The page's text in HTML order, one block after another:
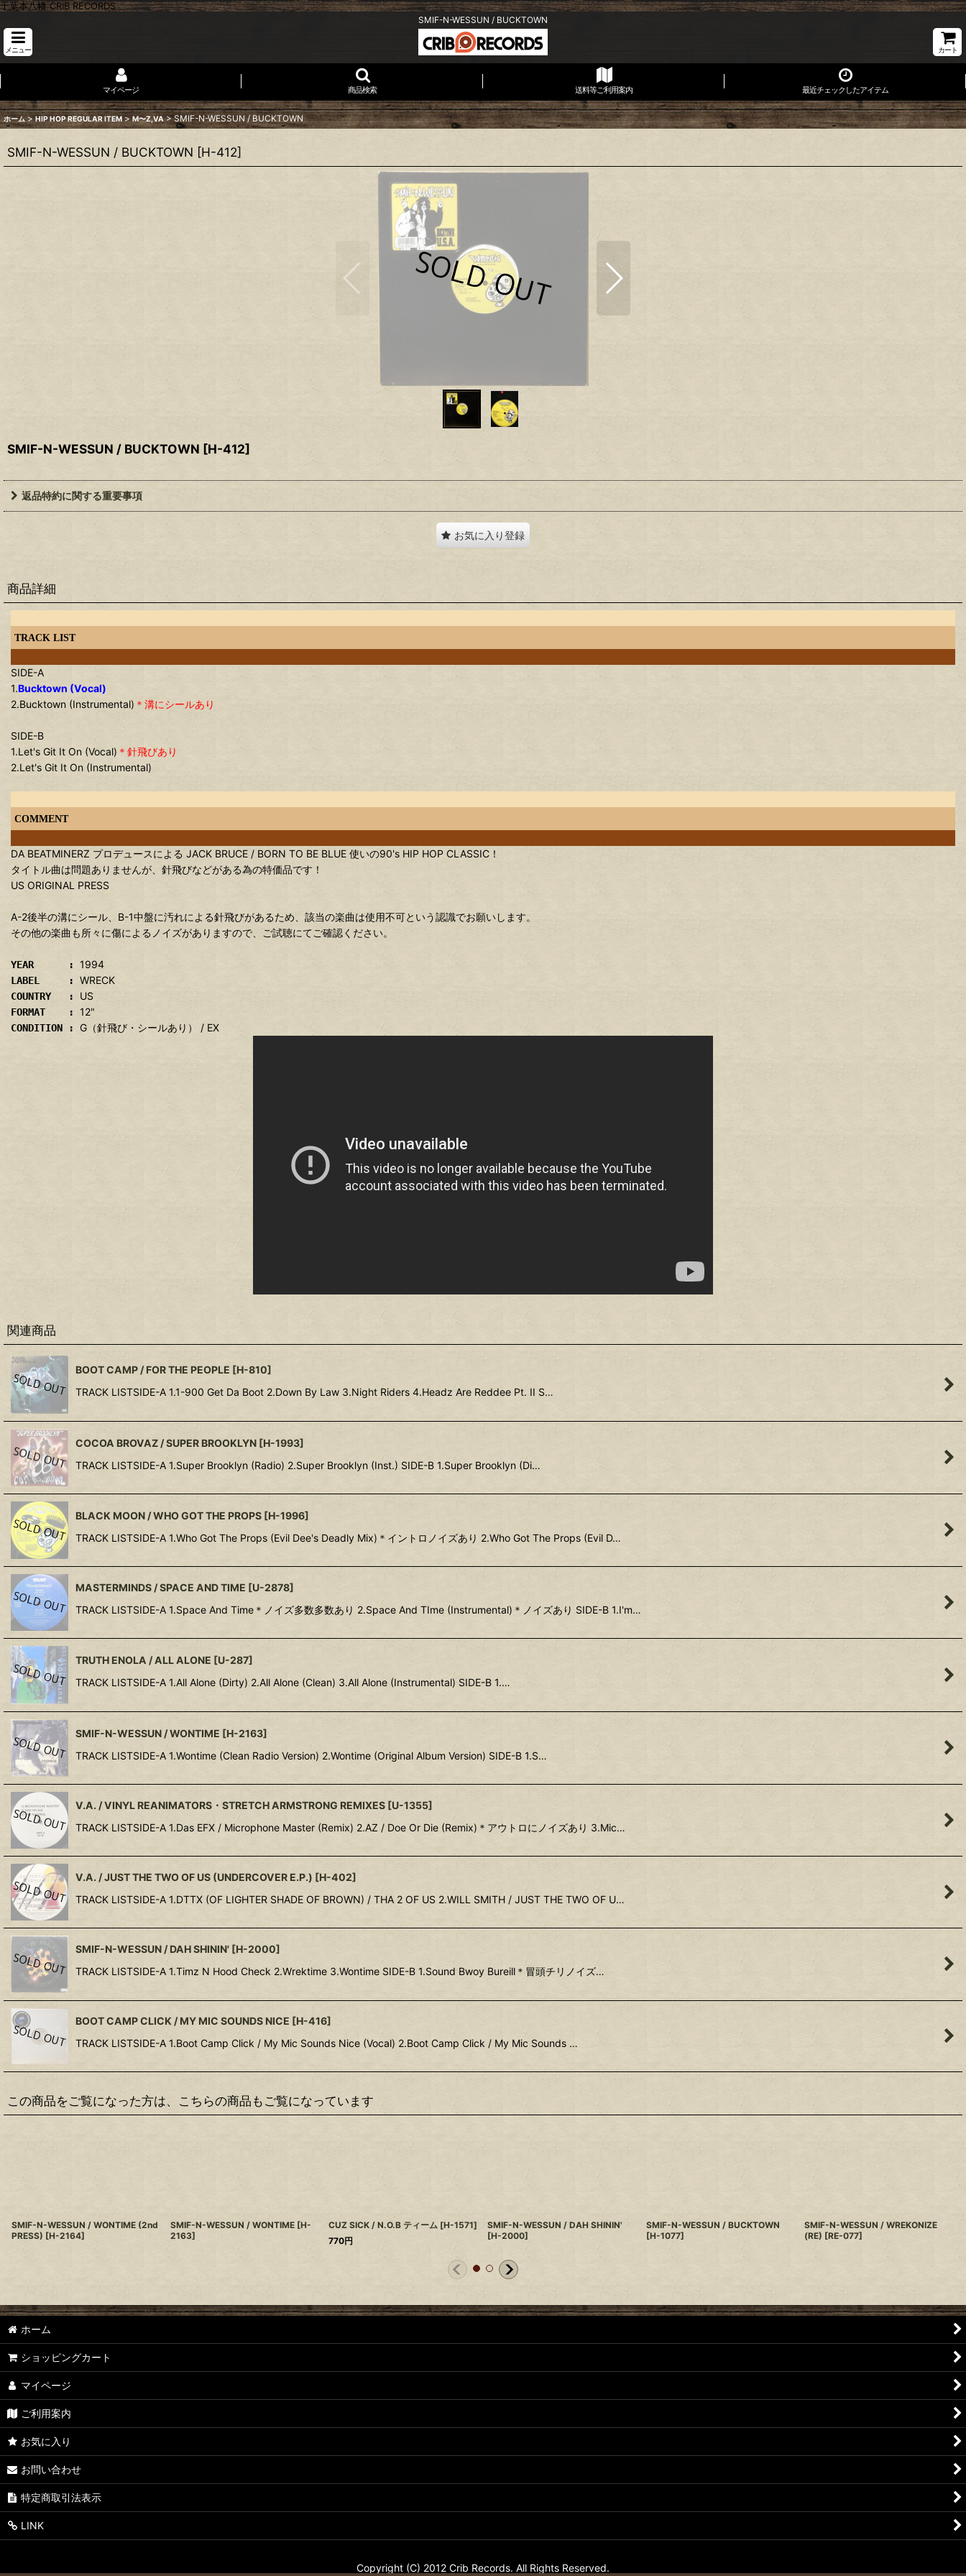
千葉本八幡 CRIB RECORDS
SMIF-N-WESSUN / BUCKTOWN
メニュー カート
マイページ 商品検索 送料等ご利用案内 最近チェックしたアイテム
ホーム > HIP HOP REGULAR ITEM > M〜Z,VA > SMIF-N-WESSUN / BUCKTOWN
SMIF-N-WESSUN / BUCKTOWN [H-412]
SMIF-N-WESSUN / BUCKTOWN [H-412]
返品特約に関する重要事項
お気に入り登録
商品詳細
TRACK LIST
SIDE-A
1.Bucktown (Vocal)
2.Bucktown (Instrumental) ＊溝にシールあり
SIDE-B
1.Let's Git It On (Vocal) ＊針飛びあり
2.Let's Git It On (Instrumental)
COMMENT
DA BEATMINERZ プロデュースによる JACK BRUCE / BORN TO BE BLUE 使いの90's HIP HOP CLASSIC！
タイトル曲は問題ありませんが、針飛びなどがある為の特価品です！
US ORIGINAL PRESS
A-2後半の溝にシール、B-1中盤に汚れによる針飛びがあるため、該当の楽曲は使用不可という認識でお願いします。
その他の楽曲も所々に傷によるノイズがありますので、ご試聴にてご確認ください。
YEAR : 1994
LABEL : WRECK
COUNTRY : US
FORMAT : 12"
CONDITION : G（針飛び・シールあり） / EX
関連商品
BOOT CAMP / FOR THE PEOPLE [H-810]
TRACK LISTSIDE-A 1.1-900 Get Da Boot 2.Down By Law 3.Night Riders 4.Headz Are Reddee Pt. II S…
COCOA BROVAZ / SUPER BROOKLYN [H-1993]
TRACK LISTSIDE-A 1.Super Brooklyn (Radio) 2.Super Brooklyn (Inst.) SIDE-B 1.Super Brooklyn (Di…
BLACK MOON / WHO GOT THE PROPS [H-1996]
TRACK LISTSIDE-A 1.Who Got The Props (Evil Dee's Deadly Mix)＊イントロノイズあり 2.Who Got The Props (Evil D…
MASTERMINDS / SPACE AND TIME [U-2878]
TRACK LISTSIDE-A 1.Space And Time＊ノイズ多数多数あり 2.Space And TIme (Instrumental)＊ノイズあり SIDE-B 1.I'm…
TRUTH ENOLA / ALL ALONE [U-287]
TRACK LISTSIDE-A 1.All Alone (Dirty) 2.All Alone (Clean) 3.All Alone (Instrumental) SIDE-B 1.…
SMIF-N-WESSUN / WONTIME [H-2163]
TRACK LISTSIDE-A 1.Wontime (Clean Radio Version) 2.Wontime (Original Album Version) SIDE-B 1.S…
V.A. / VINYL REANIMATORS・STRETCH ARMSTRONG REMIXES [U-1355]
TRACK LISTSIDE-A 1.Das EFX / Microphone Master (Remix) 2.AZ / Doe Or Die (Remix)＊アウトロにノイズあり 3.Mic…
V.A. / JUST THE TWO OF US (UNDERCOVER E.P.) [H-402]
TRACK LISTSIDE-A 1.DTTX (OF LIGHTER SHADE OF BROWN) / THA 2 OF US 2.WILL SMITH / JUST THE TWO OF U…
SMIF-N-WESSUN / DAH SHININ' [H-2000]
TRACK LISTSIDE-A 1.Timz N Hood Check 2.Wrektime 3.Wontime SIDE-B 1.Sound Bwoy Bureill＊冒頭チリノイズ…
BOOT CAMP CLICK / MY MIC SOUNDS NICE [H-416]
TRACK LISTSIDE-A 1.Boot Camp Click / My Mic Sounds Nice (Vocal) 2.Boot Camp Click / My Mic Sounds …
この商品をご覧になった方は、こちらの商品もご覧になっています
SMIF-N-WESSUN / WONTIME (2nd
PRESS) [H-2164]
SMIF-N-WESSUN / WONTIME [H-
2163]
CUZ SICK / N.O.B ティーム [H-1571]
770円
SMIF-N-WESSUN / DAH SHININ'
[H-2000]
SMIF-N-WESSUN / BUCKTOWN
[H-1077]
SMIF-N-WESSUN / WREKONIZE
(RE) [RE-077]
ホーム
ショッピングカート
マイページ
ご利用案内
お気に入り
お問い合わせ
特定商取引法表示
LINK
Copyright (C) 2012 Crib Records. All Rights Reserved.